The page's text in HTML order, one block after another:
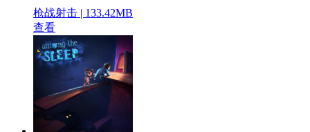
枪战射击 | 133.42MB
查看